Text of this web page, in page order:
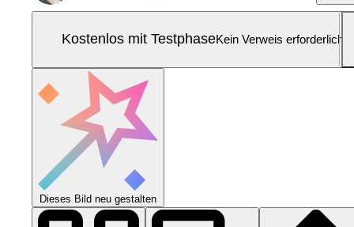
Kostenlos mit TestphaseKein Verweis erforderlich
Dieses Bild neu gestalten